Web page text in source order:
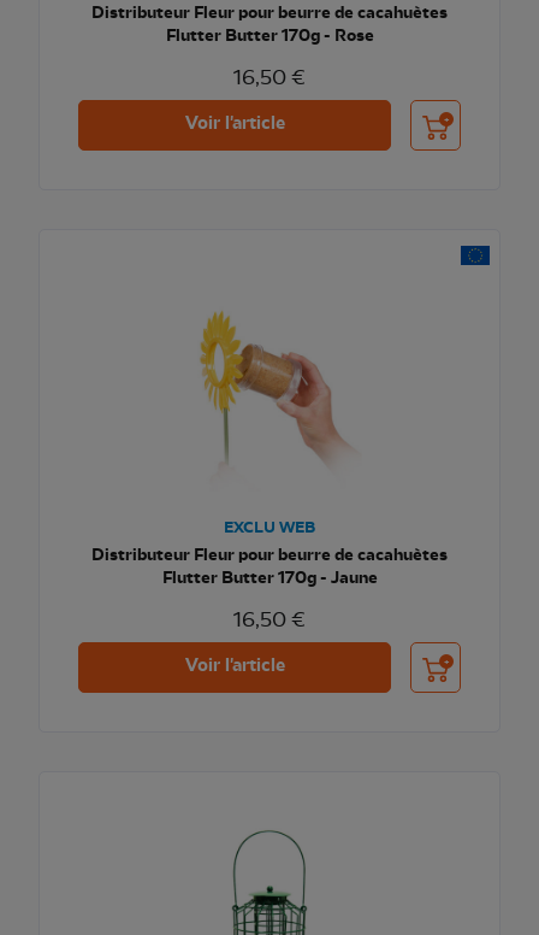
Distributeur Fleur pour beurre de cacahuètes
Flutter Butter 170g - Rose
16,50 €
Voir l'article Ajouter au
EXCLU WEB
Distributeur Fleur pour beurre de cacahuètes
Flutter Butter 170g - Jaune
16,50 €
Voir l'article Ajouter au